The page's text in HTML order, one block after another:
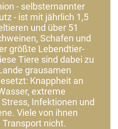
- selbsternannter
- ist mit jährlich 1,5
und über 51
Schafen und
größte Lebendtier-
Tiere sind dabei zu
grausamen
Knappheit an
extreme
Infektionen und
Viele von ihnen
nicht.